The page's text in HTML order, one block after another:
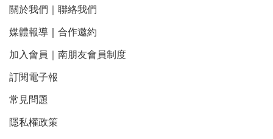
關於我們 聯絡我們
媒體報導 合作邀約
加入會員｜南朋友會員制度
訂閱電子報
常見問題
隱私權政策